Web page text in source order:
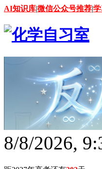
AI知识库|微信公众号推荐|
8/8/2026,